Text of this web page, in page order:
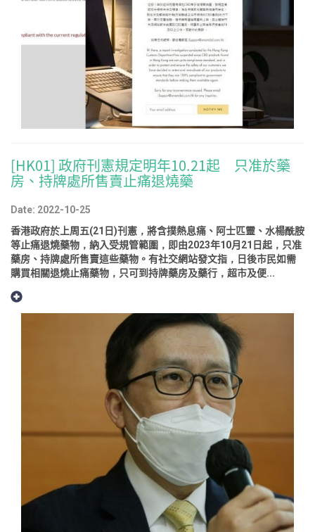
[HK01] 政府刊憲規定明年10.21起 只准於藥
房、持牌處所售賣止痛退燒藥
Date: 2022-10-25
香港政府於上周五(21日)刊憲，將含撲熱息痛、阿士匹靈、水楊酰胺
等止痛退燒藥物，納入受規管範圍，即由2023年10月21日起，只准
藥房、持牌處所售賣這些藥物。有社交網站發文指，日後市民如需
購買相關退燒止痛藥物，只可到持牌藥房及藥行，超市及便...